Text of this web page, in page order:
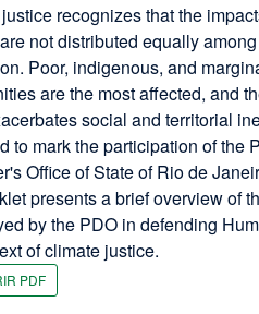
recognizes that the
not distributed equally
Poor, indigenous, and
are the most affected, and
social and territorial
to mark the participation of the
Office of State of Rio de
presents a brief overview of
by the PDO in defending
of climate justice.
PDF